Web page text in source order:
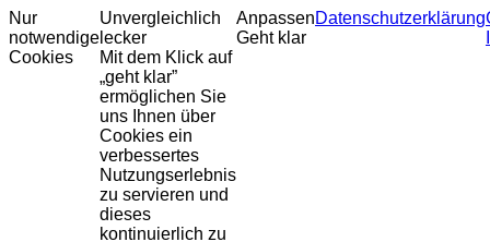
Nur
notwendige
Cookies
Unvergleichlich
lecker
Mit dem Klick auf
„geht klar”
ermöglichen Sie
uns Ihnen über
Cookies ein
verbessertes
Nutzungserlebnis
zu servieren und
dieses
kontinuierlich zu
Anpassen
Geht klar
Datenschutzerklärung